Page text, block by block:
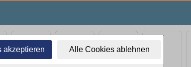
akzeptieren Alle Cookies ablehnen